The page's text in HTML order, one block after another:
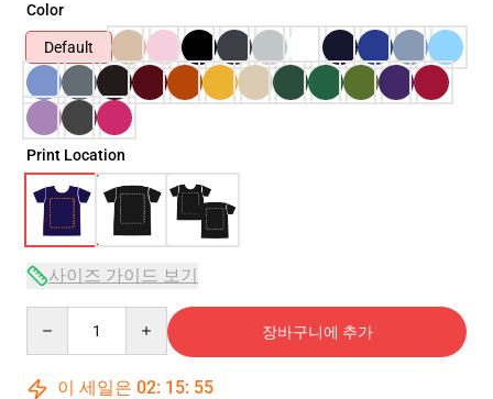
Color
Default
Print Location
사이즈 가이드 보기
장바구니에 추가
이 세일은 02: 15: 54